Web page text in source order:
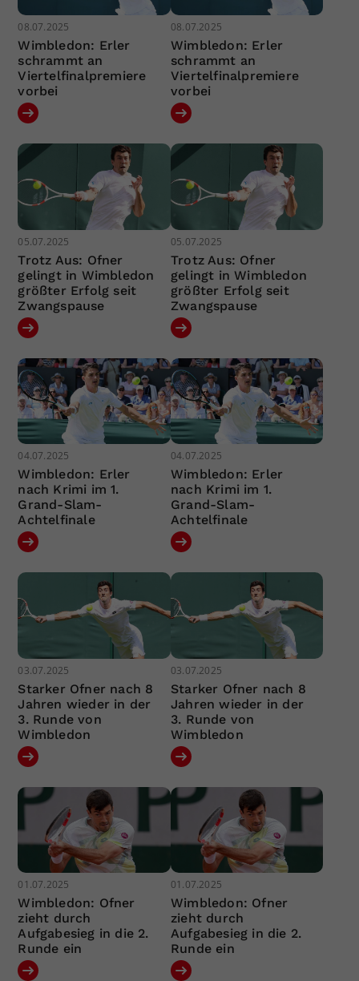
08.07.2025
Wimbledon: Erler
schrammt an
Viertelfinalpremiere
vorbei
08.07.2025
Wimbledon: Erler
schrammt an
Viertelfinalpremiere
vorbei
05.07.2025
Trotz Aus: Ofner
gelingt in Wimbledon
größter Erfolg seit
Zwangspause
05.07.2025
Trotz Aus: Ofner
gelingt in Wimbledon
größter Erfolg seit
Zwangspause
04.07.2025
Wimbledon: Erler
nach Krimi im 1.
Grand-Slam-
Achtelfinale
04.07.2025
Wimbledon: Erler
nach Krimi im 1.
Grand-Slam-
Achtelfinale
03.07.2025
Starker Ofner nach 8
Jahren wieder in der
3. Runde von
Wimbledon
03.07.2025
Starker Ofner nach 8
Jahren wieder in der
3. Runde von
Wimbledon
01.07.2025
Wimbledon: Ofner
zieht durch
Aufgabesieg in die 2.
Runde ein
01.07.2025
Wimbledon: Ofner
zieht durch
Aufgabesieg in die 2.
Runde ein